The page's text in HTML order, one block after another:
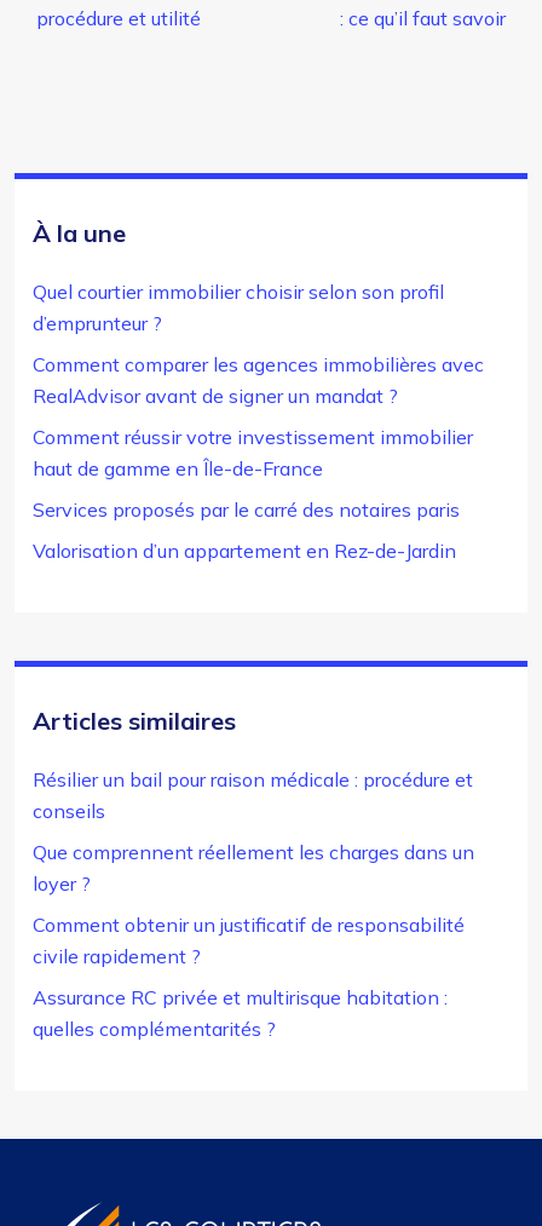
procédure et utilité
: ce qu’il faut savoir
À la une
Quel courtier immobilier choisir selon son profil
d’emprunteur ?
Comment comparer les agences immobilières avec
RealAdvisor avant de signer un mandat ?
Comment réussir votre investissement immobilier
haut de gamme en Île-de-France
Services proposés par le carré des notaires paris
Valorisation d’un appartement en Rez-de-Jardin
Articles similaires
Résilier un bail pour raison médicale : procédure et
conseils
Que comprennent réellement les charges dans un
loyer ?
Comment obtenir un justificatif de responsabilité
civile rapidement ?
Assurance RC privée et multirisque habitation :
quelles complémentarités ?